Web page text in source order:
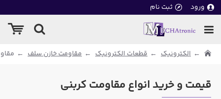
ورود ثبت نام
الکترونیک قطعات الکترونیک مقاومت خازن سلف
قیمت و خرید انواع مقاومت کربنی